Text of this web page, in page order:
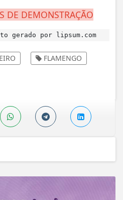
DE DEMONSTRAÇÃO
gerado por lipsum.com
FLAMENGO